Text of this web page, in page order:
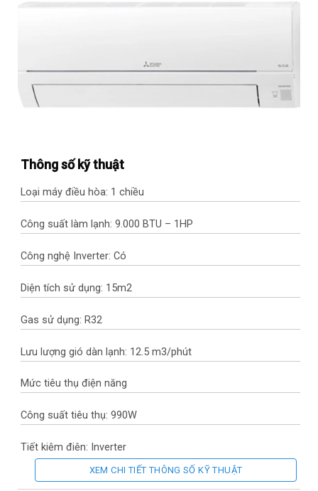
Thông số kỹ thuật
Loại máy điều hòa: 1 chiều
Công suất làm lạnh: 9.000 BTU – 1HP
Công nghệ Inverter: Có
Diện tích sử dụng: 15m2
Gas sử dụng: R32
Lưu lượng gió dàn lạnh: 12.5 m3/phút
Mức tiêu thụ điện năng
Công suất tiêu thụ: 990W
Tiết kiệm điện: Inverter
CSPF: 5.29
XEM CHI TIẾT THÔNG SỐ KỸ THUẬT